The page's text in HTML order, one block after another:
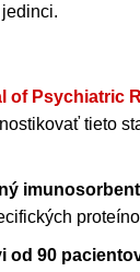
of Psychiatric
tieto
od 90